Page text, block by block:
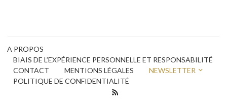
A PROPOS
BIAIS DE L’EXPÉRIENCE PERSONNELLE ET RESPONSABILITÉ
CONTACT
MENTIONS LÉGALES
NEWSLETTER
POLITIQUE DE CONFIDENTIALITÉ